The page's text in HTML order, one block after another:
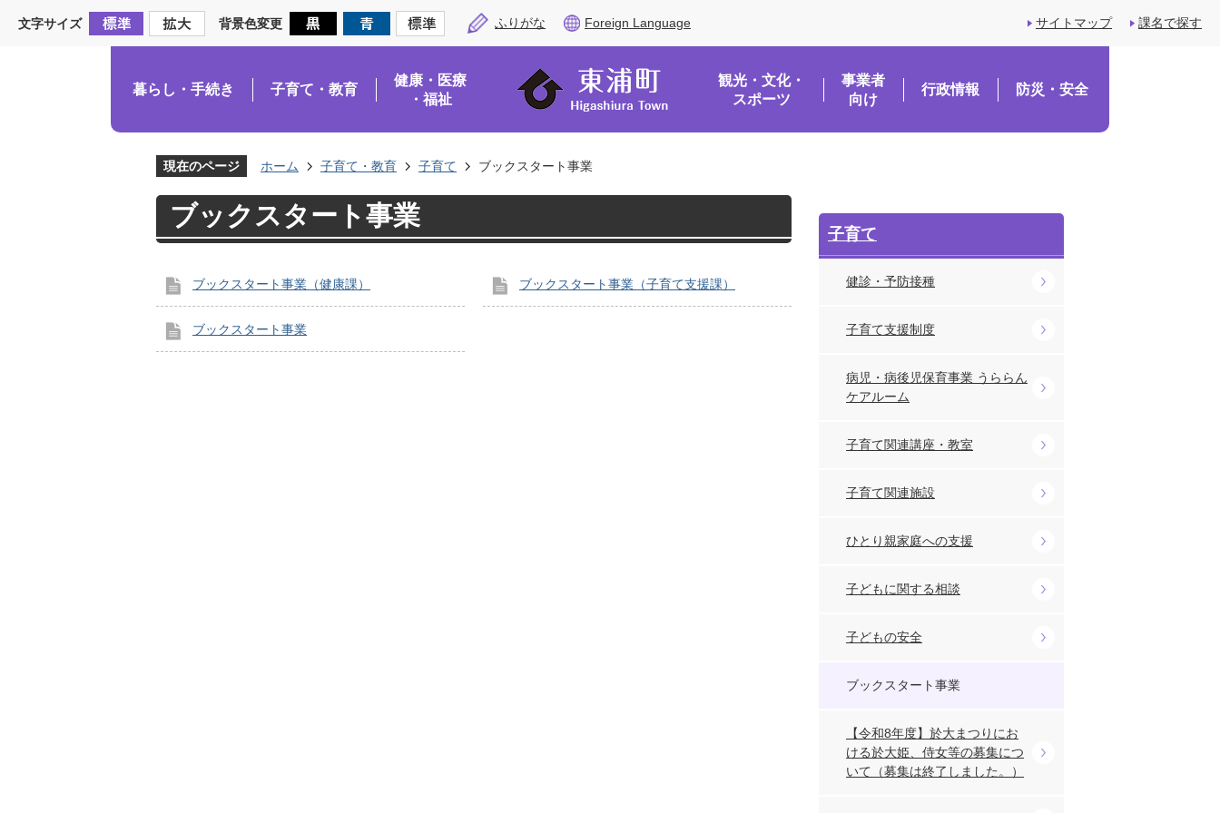
文字サイズ 背景色変更 ふりがな Foreign Language サイトマップ 課名で探す
暮らし・手続き 子育て・教育
健康・医療
・福祉
観光・文化・
スポーツ
事業者
向け
行政情報 防災・安全
現在のページ ホーム 子育て・教育 子育て ブックスタート事業
ブックスタート事業
ブックスタート事業（健康課） ブックスタート事業（子育て支援課）
ブックスタート事業
子育て
健診・予防接種
子育て支援制度
病児・病後児保育事業 うららん
ケアルーム
子育て関連講座・教室
子育て関連施設
ひとり親家庭への支援
子どもに関する相談
子どもの安全
ブックスタート事業
【令和8年度】於大まつりにお
ける於大姫、侍女等の募集につ
いて（募集は終了しました。）